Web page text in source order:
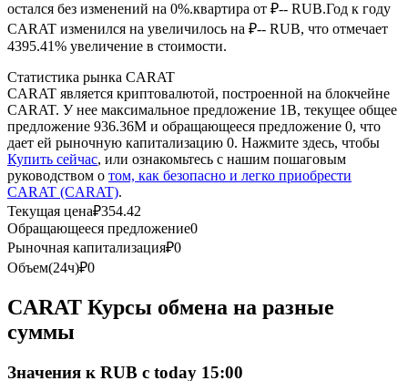
USDC фьючерсы
Фьючерсы с использованием USDC в качестве
обеспечения
Копирование торговли
Присоединяйтесь к лучшим трейдерам
остался без изменений на 0%.квартира от ₽-- RUB.Год к году
CARAT изменился на увеличилось на ₽-- RUB, что отмечает
4395.41% увеличение в стоимости.
Статистика рынка CARAT
CARAT является криптовалютой, построенной на блокчейне
CARAT. У нее максимальное предложение 1B, текущее общее
предложение 936.36M и обращающееся предложение 0, что
дает ей рыночную капитализацию 0. Нажмите здесь, чтобы
Купить сейчас, или ознакомьтесь с нашим пошаговым
руководством о том, как безопасно и легко приобрести
CARAT (CARAT).
Текущая цена₽354.42
Обращающееся предложение0
Рыночная капитализация₽0
Объем(24ч)₽0
CARAT Курсы обмена на разные
суммы
Значения к RUB с today 15:00